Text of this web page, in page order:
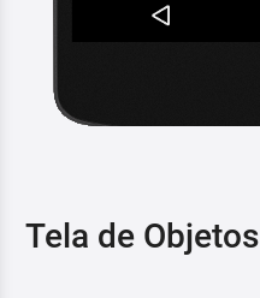
Tela de Objetos